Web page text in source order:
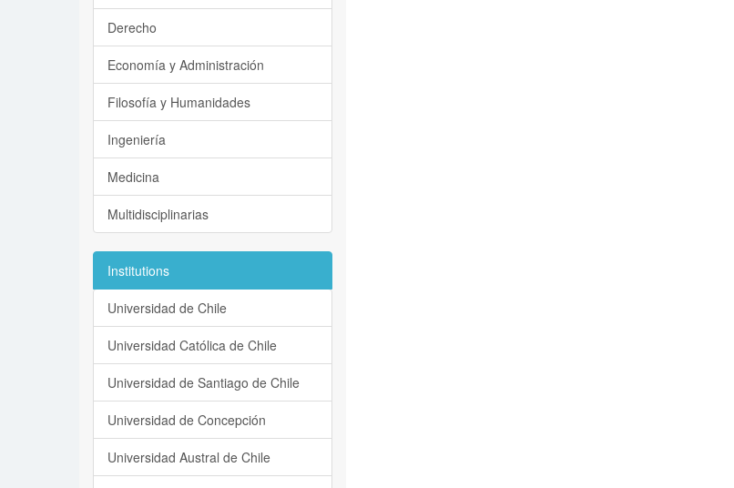
Derecho
Economía y Administración
Filosofía y Humanidades
Ingeniería
Medicina
Multidisciplinarias
Institutions
Universidad de Chile
Universidad Católica de Chile
Universidad de Santiago de Chile
Universidad de Concepción
Universidad Austral de Chile